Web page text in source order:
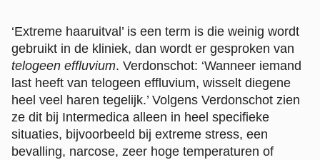
‘Extreme haaruitval’ is een term is die weinig wordt
gebruikt in de kliniek, dan wordt er gesproken van
telogeen effluvium. Verdonschot: ‘Wanneer iemand
last heeft van telogeen effluvium, wisselt diegene
heel veel haren tegelijk.’ Volgens Verdonschot zien
ze dit bij Intermedica alleen in heel specifieke
situaties, bijvoorbeeld bij extreme stress, een
bevalling, narcose, zeer hoge temperaturen of